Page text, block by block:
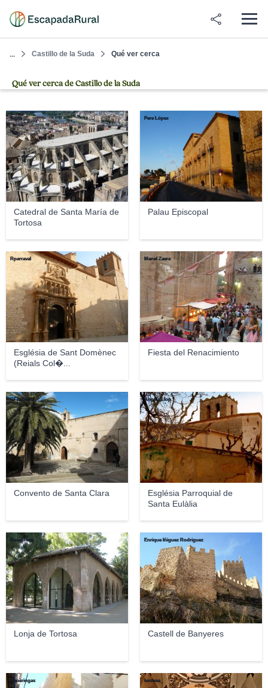
... Castillo de la Suda Qué ver cerca
Qué ver cerca de Castillo de la Suda
Catedral de Santa María de
Tortosa
Anna
Palau Episcopal
Pere López
Església de Sant Domènec
(Reials Col�...
Rparraval
Fiesta del Renacimiento
Manel Zaera
Convento de Santa Clara
GFreihalter
Església Parroquial de
Santa Eulàlia
Àngela Llop
Lonja de Tortosa
Bocachete
Castell de Banyeres
Enrique Íñiguez Rodríguez
Deosringas lurdesa_